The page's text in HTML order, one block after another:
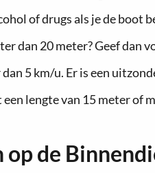
of drugs als je de boot
dan 20 meter? Geef dan
5 km/u. Er is een
lengte van 15 meter of
de